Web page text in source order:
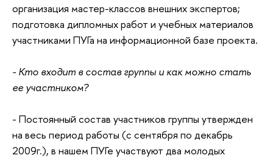
организация мастер-классов внешних экспертов;
подготовка дипломных работ и учебных материалов
участниками ПУГа на информационной базе проекта.
- Кто входит в состав группы и как можно стать
ее участником?
- Постоянный состав участников группы утвержден
на весь период работы (с сентября по декабрь
2009г.), в нашем ПУГе участвуют два молодых